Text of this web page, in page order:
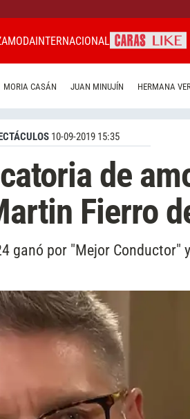
MODAINTERNACIONAL
MORIA CASÁN JUAN MINUJÍN HERMANA
10-09-2019 15:35
de
Fierro
ganó por "Mejor Conductor"